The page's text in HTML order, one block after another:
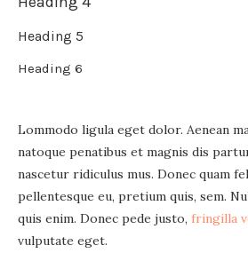
Heading 5
Heading 6
Lommodo ligula eget dolor. Aenean
natoque penatibus et magnis dis
nascetur ridiculus mus. Donec quam
pellentesque eu, pretium quis, sem.
quis enim. Donec pede justo, fringilla
vulputate eget.